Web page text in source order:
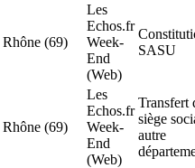
Rhône (69)
Les
Echos.fr
Week-
End
(Web)
SASU
Rhône (69)
Les
Echos.fr
Week-
End
(Web)
Transfert
siège
autre